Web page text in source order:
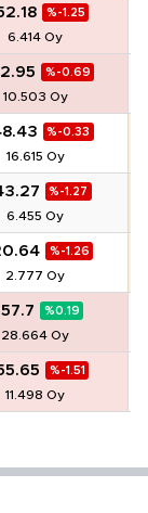
%-1.25
6.414 Oy
%-0.69
10.503 Oy
%-0.33
16.615 Oy
%-1.27
6.455 Oy
%-1.26
2.777 Oy
%0.19
28.664 Oy
%-1.51
11.498 Oy